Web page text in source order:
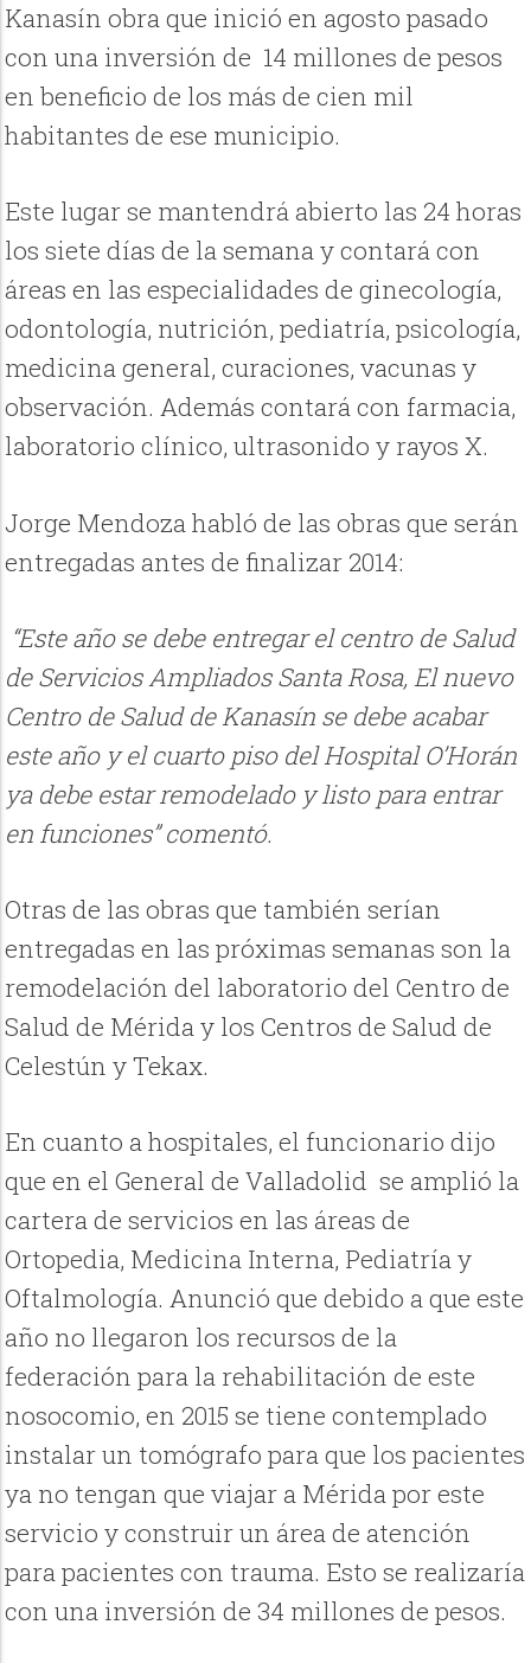
Kanasín obra que inició en agosto pasado
con una inversión de 14 millones de pesos
en beneficio de los más de cien mil
habitantes de ese municipio.
Este lugar se mantendrá abierto las 24 horas
los siete días de la semana y contará con
áreas en las especialidades de ginecología,
odontología, nutrición, pediatría, psicología,
medicina general, curaciones, vacunas y
observación. Además contará con farmacia,
laboratorio clínico, ultrasonido y rayos X.
Jorge Mendoza habló de las obras que serán
entregadas antes de finalizar 2014:
“Este año se debe entregar el centro de Salud
de Servicios Ampliados Santa Rosa, El nuevo
Centro de Salud de Kanasín se debe acabar
este año y el cuarto piso del Hospital O’Horán
ya debe estar remodelado y listo para entrar
en funciones” comentó.
Otras de las obras que también serían
entregadas en las próximas semanas son la
remodelación del laboratorio del Centro de
Salud de Mérida y los Centros de Salud de
Celestún y Tekax.
En cuanto a hospitales, el funcionario dijo
que en el General de Valladolid se amplió la
cartera de servicios en las áreas de
Ortopedia, Medicina Interna, Pediatría y
Oftalmología. Anunció que debido a que este
año no llegaron los recursos de la
federación para la rehabilitación de este
nosocomio, en 2015 se tiene contemplado
instalar un tomógrafo para que los pacientes
ya no tengan que viajar a Mérida por este
servicio y construir un área de atención
para pacientes con trauma. Esto se realizaría
con una inversión de 34 millones de pesos.